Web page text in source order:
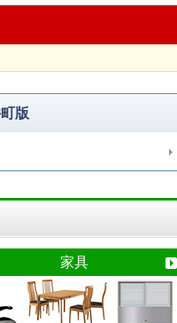
版
家具